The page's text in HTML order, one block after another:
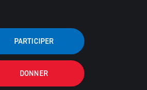
PARTICIPER
DONNER